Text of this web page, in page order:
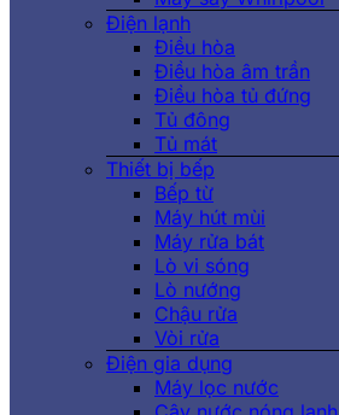
Điện lạnh
Điều hòa
Điều hòa âm trần
Điều hòa tủ đứng
Tủ đông
Tủ mát
Thiết bị bếp
Bếp từ
Máy hút mùi
Máy rửa bát
Lò vi sóng
Lò nướng
Chậu rửa
Vòi rửa
Điện gia dụng
Máy lọc nước